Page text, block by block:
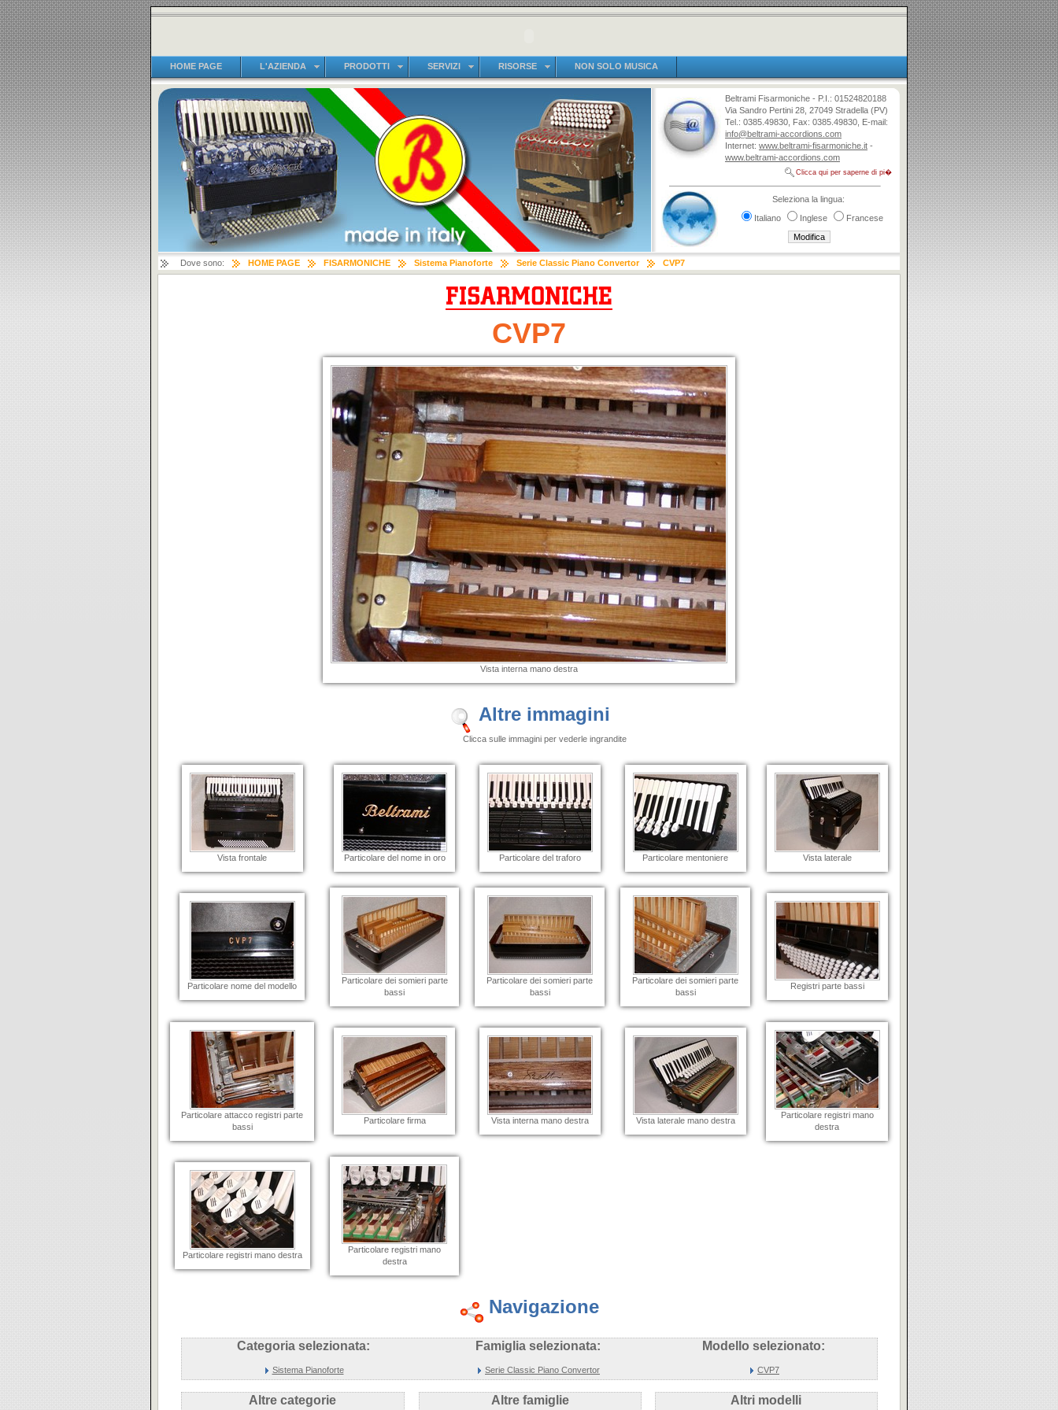
HOME PAGE L'AZIENDA PRODOTTI SERVIZI RISORSE NON SOLO MUSICA
Beltrami Fisarmoniche - P.I.: 01524820188
Via Sandro Pertini 28, 27049 Stradella (PV)
Tel.: 0385.49830, Fax: 0385.49830, E-mail:
info@beltrami-accordions.com
Internet: www.beltrami-fisarmoniche.it -
www.beltrami-accordions.com
Clicca qui per saperne di pi�
Seleziona la lingua:
Italiano
Inglese Francese
Dove sono: HOME PAGE FISARMONICHE Sistema Pianoforte Serie Classic Piano Convertor CVP7
CVP7
Vista interna mano destra
Altre immagini
Clicca sulle immagini per vederle ingrandite
Vista frontale Particolare del nome in oro Particolare del traforo Particolare mentoniere Vista laterale
Particolare nome del modello
Particolare dei somieri parte
bassi
Particolare dei somieri parte
bassi
Particolare dei somieri parte
bassi
Registri parte bassi
Particolare attacco registri parte
bassi
Particolare firma Vista interna mano destra Vista laterale mano destra
Particolare registri mano
destra
Particolare registri mano destra
Particolare registri mano
destra
Navigazione
Categoria selezionata:
Sistema Pianoforte
Famiglia selezionata:
Serie Classic Piano Convertor
Modello selezionato:
CVP7
Altre categorie Altre famiglie Altri modelli